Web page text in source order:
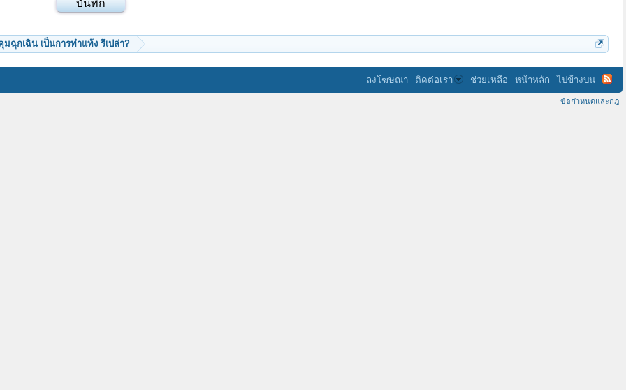
มฉุกเฉิน เป็นการทำแท้ง รึเปล่า?
ลงโฆษณา ติดต่อเรา ช่วยเหลือ หน้าหลัก ไปข้างบน
ข้อกำหนดและกฎ